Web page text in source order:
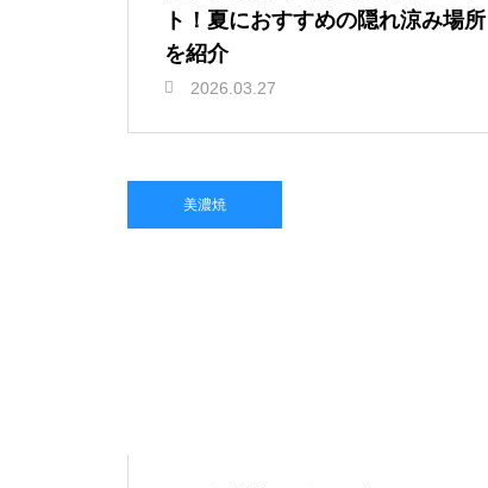
ト！夏におすすめの隠れ涼み場所
を紹介
2026.03.27
美濃焼